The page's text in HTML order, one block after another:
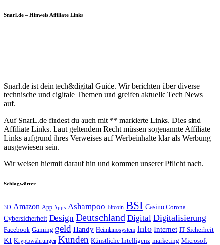
Snarl.de – Hinweis Affiliate Links
Snarl.de ist dein tech&digital Guide. Wir berichten über diverse
technische und digitale Themen und greifen aktuelle Tech News
auf.
Auf SnarL.de findest du auch mit ** markierte Links. Dies sind
Affiliate Links. Laut geltendem Recht müssen sogenannte Affiliate
Links aufgrund ihres Verweises auf Werbeinhalte klar als Werbung
ausgewiesen sein.
Wir weisen hiermit darauf hin und kommen unserer Pflicht nach.
Schlagwörter
3D Amazon App Apps Ashampoo Bitcoin BSI Casino Corona
Cybersicherheit Design Deutschland Digital Digitalisierung
Facebook Gaming geld Handy Heimkinosystem Info Internet IT-Sicherheit
KI Kryptowährungen Kunden Künstliche Intelligenz marketing Microsoft